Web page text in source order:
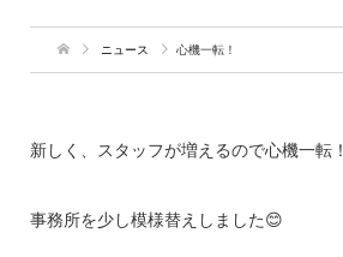
ニュース 心機一転！
新しく、スタッフが増えるので心機一転！
事務所を少し模様替えしました😊